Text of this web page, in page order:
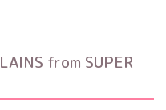
from SUPER